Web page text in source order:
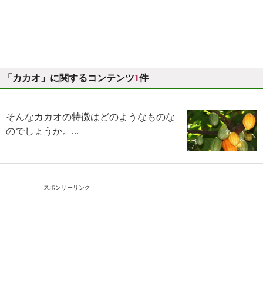
「カカオ」に関するコンテンツ1件
そんなカカオの特徴はどのようなものな
のでしょうか。...
スポンサーリンク